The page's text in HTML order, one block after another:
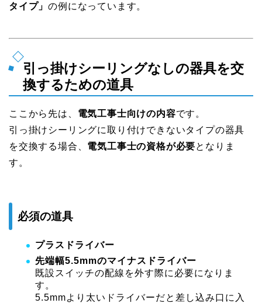
タイプ」の例になっています。
引っ掛けシーリングなしの器具を交
換するための道具
ここから先は、 電気工事士向けの内容です。
引っ掛けシーリングに取り付けできないタイプの器具
を交換する場合、 電気工事士の資格が必要となりま
す。
必須の道具
プラスドライバー
先端幅5.5mmのマイナスドライバー
既設スイッチの配線を外す際に必要になりま
す。
5.5mmより太いドライバーだと差し込み口に入